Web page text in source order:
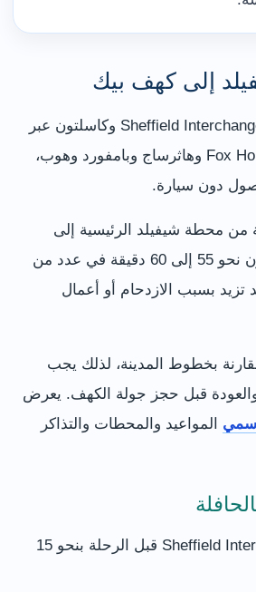
إلى كهف بيك
يعمل الخط 272 بين Sheffield Interchange وكاسلتون عبر
Ecclesall Road وFox House وهاثرساج وبامفورد وهوب،
دون سيارة.
من محطة شيفيلد الرئيسية إلى
موقف حافلات كاسلتون نحو 55 إلى 60 دقيقة في عدد من
تزيد بسبب الازدحام أو أعمال
بخطوط المدينة، لذلك يجب
قبل حجز جولة الكهف. يعرض
المواعيد والمحطات والتذاكر
اذهب إلى Sheffield Interchange قبل الرحلة بنحو 15